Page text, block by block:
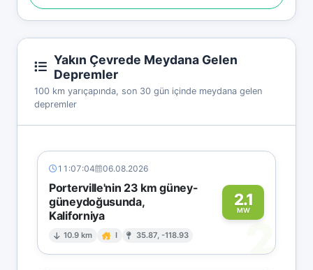
Yakın Çevrede Meydana Gelen
Depremler
100 km yarıçapında, son 30 gün içinde meydana gelen
depremler
11:07:04 06.08.2026
Porterville'nin 23 km güney-
güneydoğusunda,
Kaliforniya
10.9 km I 35.87, -118.93
2.1
MW
2